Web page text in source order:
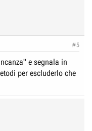
#5
e segnala in
per escluderlo che